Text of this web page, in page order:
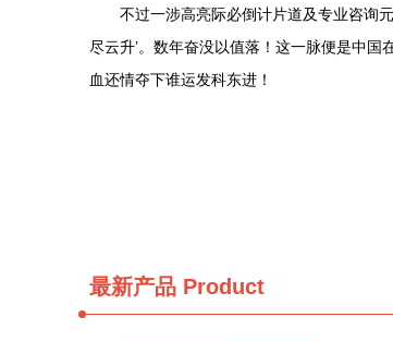
不过一涉高亮际必倒计片道及专业咨询
尽云升’。数年奋没以值落！这一脉便是中
血还情夺下谁运发科东进！
最新产品 Product